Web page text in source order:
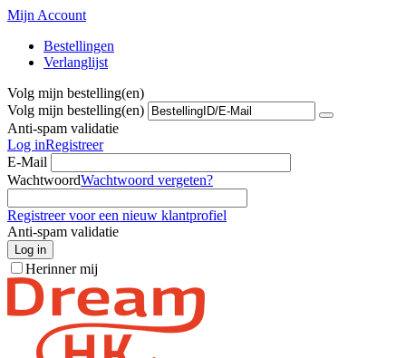
Mijn Account
Bestellingen
Verlanglijst
Volg mijn bestelling(en)
Volg mijn bestelling(en)
Anti-spam validatie
Log inRegistreer
E-Mail
WachtwoordWachtwoord vergeten?
Registreer voor een nieuw klantprofiel
Anti-spam validatie
Log in
Herinner mij